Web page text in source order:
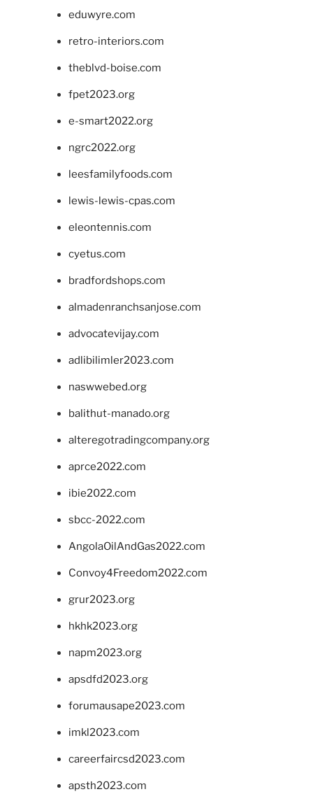
eduwyre.com
retro-interiors.com
theblvd-boise.com
fpet2023.org
e-smart2022.org
ngrc2022.org
leesfamilyfoods.com
lewis-lewis-cpas.com
eleontennis.com
cyetus.com
bradfordshops.com
almadenranchsanjose.com
advocatevijay.com
adlibilimler2023.com
naswwebed.org
balithut-manado.org
alteregotradingcompany.org
aprce2022.com
ibie2022.com
sbcc-2022.com
AngolaOilAndGas2022.com
Convoy4Freedom2022.com
grur2023.org
hkhk2023.org
napm2023.org
apsdfd2023.org
forumausape2023.com
imkl2023.com
careerfaircsd2023.com
apsth2023.com